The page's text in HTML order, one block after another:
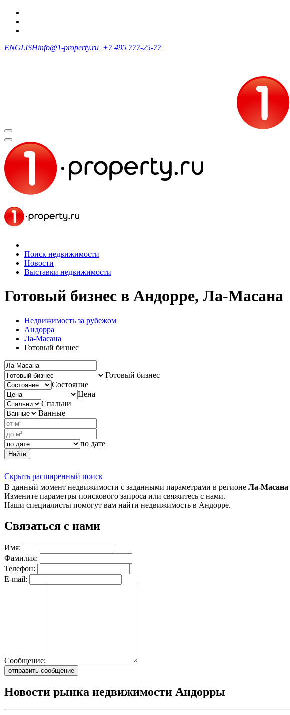
ENGLISHinfo@1-property.ru +7 495 777-25-77
Поиск недвижимости
Новости
Выставки недвижимости
Готовый бизнес в Андорре, Ла-Масана
Недвижимость за рубежом
Андорра
Ла-Масана
Готовый бизнес
Готовый бизнес
Состояние
Цена
Спальни
Ванные
по дате
Найти
Скрыть расширенный поиск
В данный момент недвижимости с заданными параметрами в регионе Ла-Масана
Измените параметры поискового запроса или свяжитесь с нами.
Наши специалисты помогут вам найти недвижимость в Андорре.
Связаться с нами
Имя:
Фамилия:
Телефон:
E-mail:
Сообщение:
отправить сообщение
Новости рынка недвижимости Андорры